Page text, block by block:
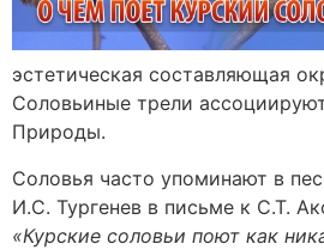
эстетическая составляющая
Соловьиные трели
Природы.
Соловья часто упоминают в
И.С. Тургенев в письме к С.Т.
«Курские соловьи поют как